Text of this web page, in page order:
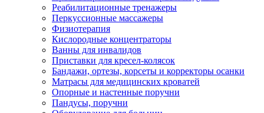
Реабилитационные тренажеры
Перкуссионные массажеры
Физиотерапия
Кислородные концентраторы
Ванны для инвалидов
Приставки для кресел-колясок
Бандажи, ортезы, корсеты и корректоры осанки
Матрасы для медицинских кроватей
Опорные и настенные поручни
Пандусы, поручни